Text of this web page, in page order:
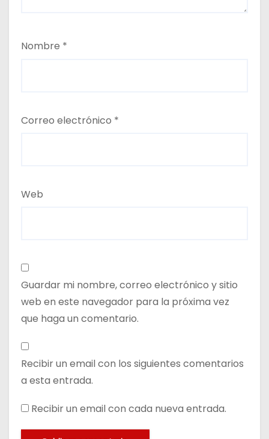
Nombre *
Correo electrónico *
Web
Guardar mi nombre, correo electrónico y sitio
web en este navegador para la próxima vez
que haga un comentario.
Recibir un email con los siguientes comentarios
a esta entrada.
Recibir un email con cada nueva entrada.